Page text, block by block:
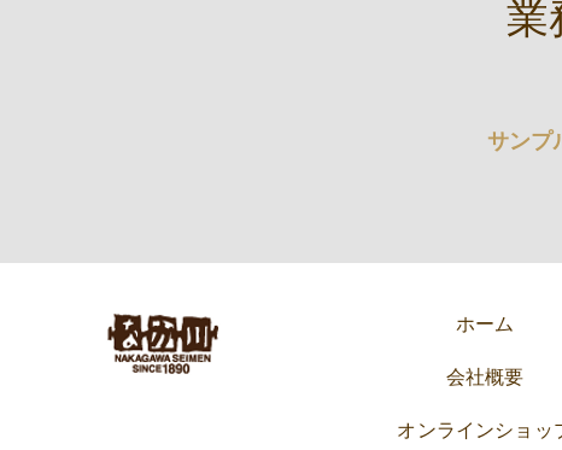
業
サンプ
ホーム
会社概要
オンラインショッ